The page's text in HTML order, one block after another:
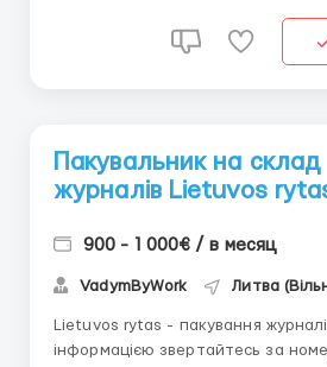
Пакувальник на склад
журналів Lietuvos
900 - 1 000€ / в месяц
VadymByWork Литва
Lietuvos rytas - пакування журналів За
інформацією звертайтесь за